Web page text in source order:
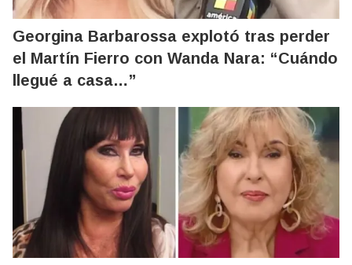
Georgina Barbarossa explotó tras perder
el Martín Fierro con Wanda Nara: “Cuándo
llegué a casa…”